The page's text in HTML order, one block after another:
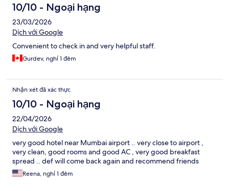
10/10 - Ngoại hạng
23/03/2026
Dịch với Google
Convenient to check in and very helpful staff.
Gurdev, nghỉ 1 đêm
Nhận xét đã xác thực
10/10 - Ngoại hạng
22/04/2026
Dịch với Google
very good hotel near Mumbai airport .. very close to airport ,
very clean, good rooms and good AC , very good breakfast
spread .. def will come back again and recommend friends
Reena, nghỉ 1 đêm